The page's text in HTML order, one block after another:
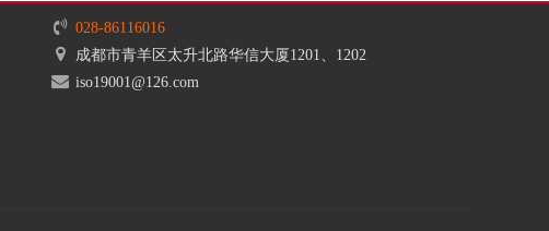
028-86116016
成都市青羊区太升北路华信大厦1201、1202
iso19001@126.com